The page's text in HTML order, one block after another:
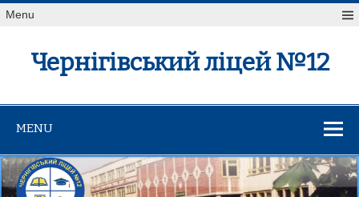
Menu
Чернігівський ліцей №12
MENU